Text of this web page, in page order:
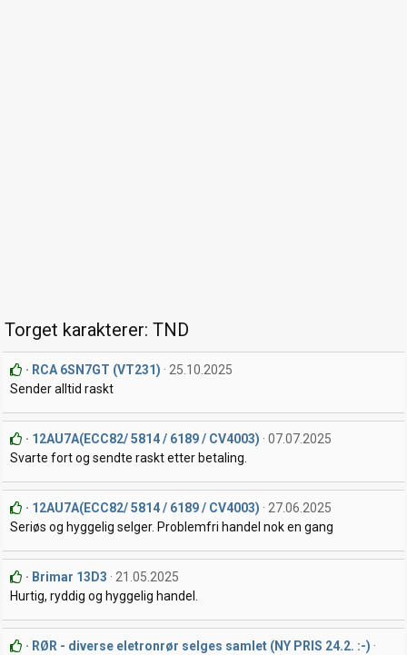
Torget karakterer: TND
RCA 6SN7GT (VT231)
25.10.2025
Sender alltid raskt
12AU7A(ECC82/ 5814 / 6189 / CV4003)
07.07.2025
Svarte fort og sendte raskt etter betaling.
12AU7A(ECC82/ 5814 / 6189 / CV4003)
27.06.2025
Seriøs og hyggelig selger. Problemfri handel nok en gang
Brimar 13D3
21.05.2025
Hurtig, ryddig og hyggelig handel.
RØR - diverse eletronrør selges samlet (NY PRIS 24.2. :-)